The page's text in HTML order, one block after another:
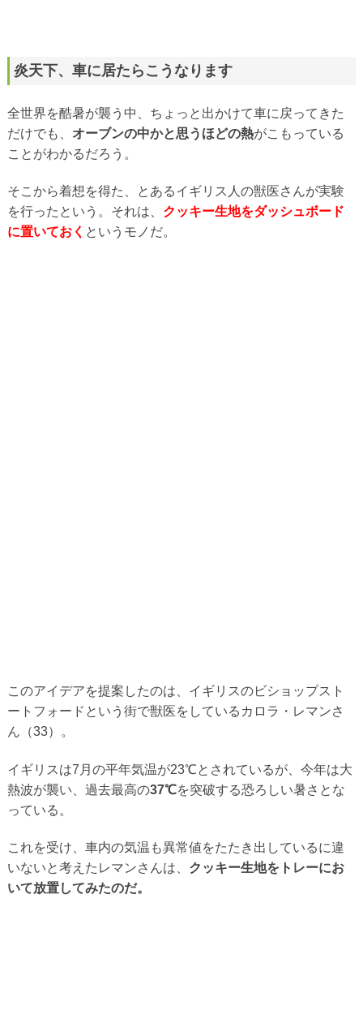
炎天下、車に居たらこうなります
全世界を酷暑が襲う中、ちょっと出かけて車に戻ってきた
だけでも、 オーブンの中かと思うほどの熱がこもっている
ことがわかるだろう。
そこから着想を得た、とあるイギリス人の獣医さんが実験
を行ったという。それは、 クッキー生地をダッシュボード
に置いておく というモノだ。
このアイデアを提案したのは、イギリスのビショップスト
ートフォードという街で獣医をしているカロラ・レマンさ
ん（33）。
イギリスは7月の平年気温が23℃とされているが、今年は大
熱波が襲い、過去最高の37℃を突破する恐ろしい暑さとな
っている。
これを受け、車内の気温も異常値をたたき出しているに違
いないと考えたレマンさんは、 クッキー生地をトレーにお
いて放置してみたのだ。